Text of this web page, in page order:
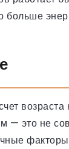
больше
возраста
— это не